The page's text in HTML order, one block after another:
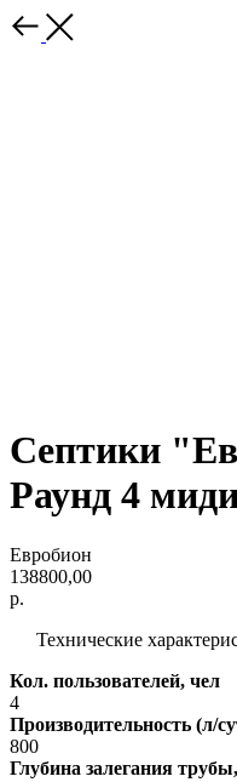
Септики
Раунд 4
Евробион
138800,00
р.
Технические
Кол. пользователей, чел
4
Производительность (л/
800
Глубина залегания